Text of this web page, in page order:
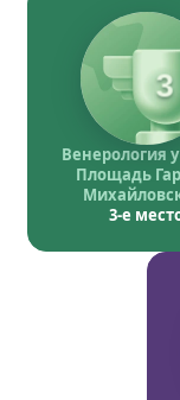
3
Венерология
Площадь
3-е